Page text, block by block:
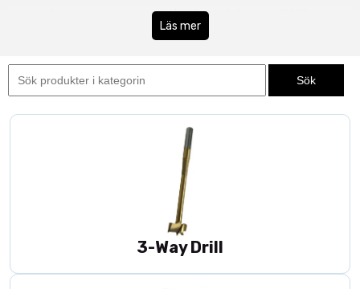
Här samlar vi kampanjvaror, utgående modeller och tillfälliga
erbjudanden. Det är samma professionella kvalitet – bara till
Fynda maskiner, verktyg och arbetskläder
Sortimentet i fyndhörnan uppdateras löpande. Du kan hitta
maskiner och elverktyg
Oavsett om du söker billigare verktyg för verkstaden eller
kampanjpriser på arbetsutrustning är fyndhörnan rätt plats att
Rea på verktyg och maskiner
Utgående modeller
Läs mer
3-Way Drill